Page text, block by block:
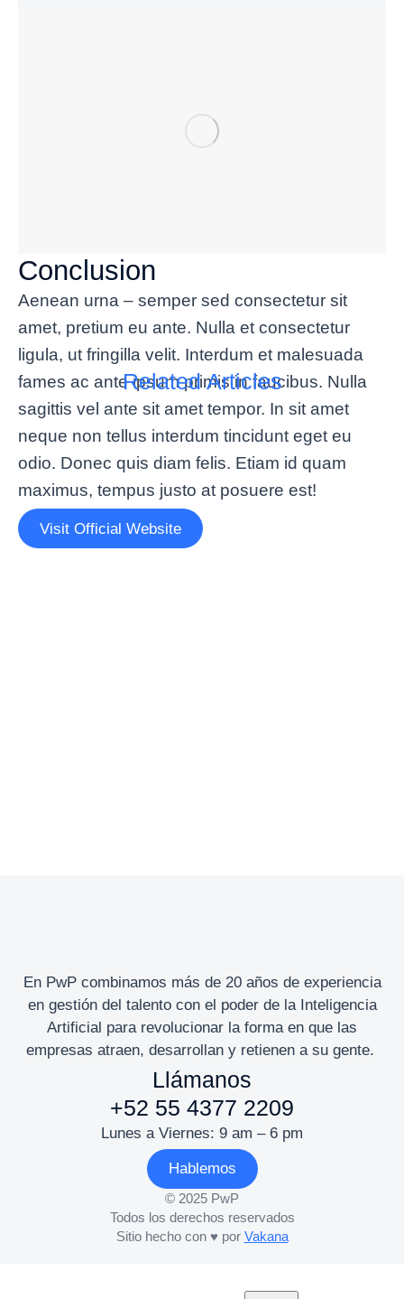
Conclusion
Aenean urna – semper sed consectetur sit
amet, pretium eu ante. Nulla et consectetur
ligula, ut fringilla velit. Interdum et malesuada
fames ac ante ipsum primis in faucibus. Nulla
sagittis vel ante sit amet tempor. In sit amet
neque non tellus interdum tincidunt eget eu
odio. Donec quis diam felis. Etiam id quam
maximus, tempus justo at posuere est!
Visit Official Website
Related Articles
En PwP combinamos más de 20 años de experiencia
en gestión del talento con el poder de la Inteligencia
Artificial para revolucionar la forma en que las
empresas atraen, desarrollan y retienen a su gente.
Llámanos
+52 55 4377 2209
Lunes a Viernes: 9 am – 6 pm
Hablemos
© 2025 PwP
Todos los derechos reservados
Sitio hecho con ♥ por Vakana